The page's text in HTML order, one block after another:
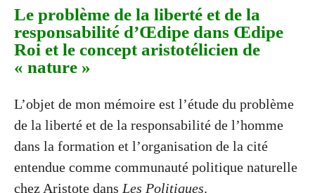
Le problème de la liberté et de la
responsabilité d’Œdipe dans Œdipe
Roi et le concept aristotélicien de
« nature »
L’objet de mon mémoire est l’étude du problème
de la liberté et de la responsabilité de l’homme
dans la formation et l’organisation de la cité
entendue comme communauté politique naturelle
chez Aristote dans Les Politiques.